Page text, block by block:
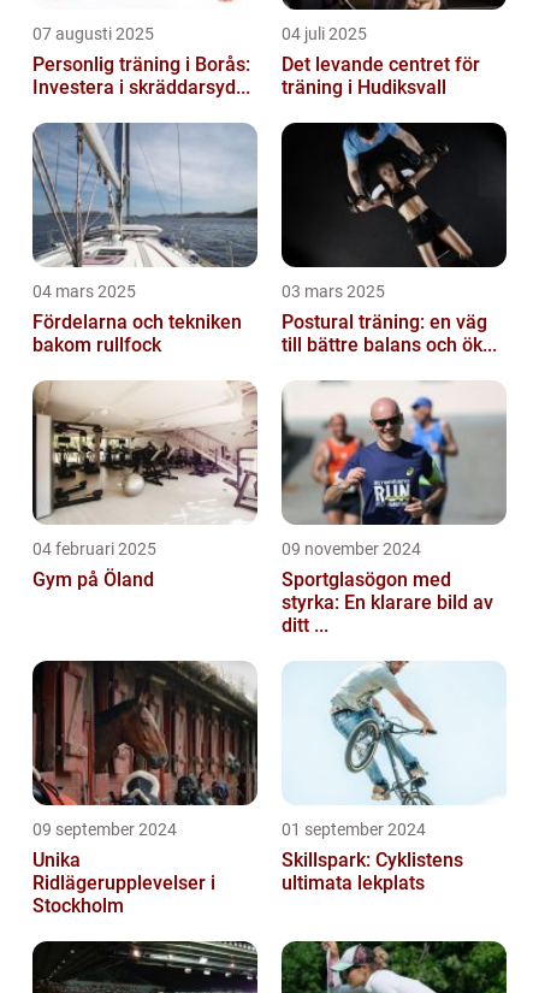
07 augusti 2025
Personlig träning i Borås:
Investera i skräddarsyd...
04 juli 2025
Det levande centret för
träning i Hudiksvall
04 mars 2025
Fördelarna och tekniken
bakom rullfock
03 mars 2025
Postural träning: en väg
till bättre balans och ök...
04 februari 2025
Gym på Öland
09 november 2024
Sportglasögon med
styrka: En klarare bild av
ditt ...
09 september 2024
Unika
Ridlägerupplevelser i
Stockholm
01 september 2024
Skillspark: Cyklistens
ultimata lekplats